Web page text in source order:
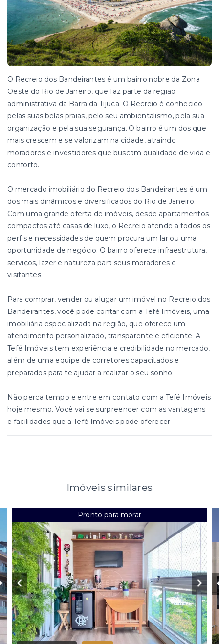
O Recreio dos Bandeirantes é um bairro nobre da Zona
Oeste do Rio de Janeiro, que faz parte da região
administrativa da Barra da Tijuca. O Recreio é conhecido
pelas suas belas praias, pelo seu ambientalismo, pela sua
organização e pela sua segurança. O bairro é um dos que
mais crescem e se valorizam na cidade, atraindo
moradores e investidores que buscam qualidade de vida e
conforto.
O mercado imobiliário do Recreio dos Bandeirantes é um
dos mais dinâmicos e diversificados do Rio de Janeiro.
Com uma grande oferta de imóveis, desde apartamentos
compactos até casas de luxo, o Recreio atende a todos os
perfis e necessidades de quem procura um lar ou uma
oportunidade de negócio. O bairro oferece infraestrutura,
serviços, lazer e natureza para seus moradores e
visitantes.
Para comprar, vender ou alugar um imóvel no Recreio dos
Bandeirantes, você pode contar com a Tefé Imóveis, uma
imobiliária especializada na região, que oferece um
atendimento personalizado, transparente e eficiente. A
Tefé Imóveis tem experiência e credibilidade no mercado,
além de uma equipe de corretores capacitados e
preparados para te ajudar a realizar o seu sonho.
Não perca tempo e entre em contato com a Tefé Imóveis
hoje mesmo. Você vai se surpreender com as vantagens
e facilidades que a Tefé Imóveis pode oferecer
Imóveis similares
Pronto para morar